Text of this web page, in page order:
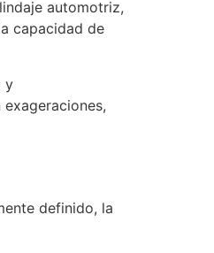
automotriz,
capacidad de
y
definido, la